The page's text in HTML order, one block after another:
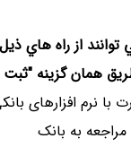
از راه هاي